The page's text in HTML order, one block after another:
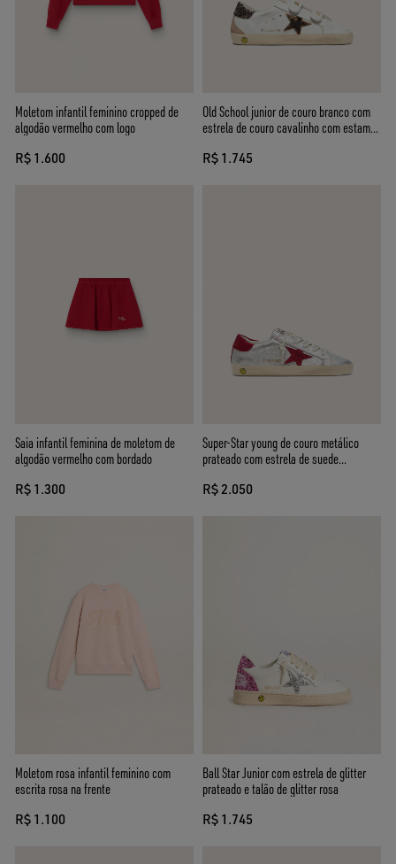
Moletom infantil feminino cropped de
algodão vermelho com logo
R$ 1.600
Old School junior de couro branco com
estrela de couro cavalinho com estampa
R$ 1.745
Saia infantil feminina de moletom de
algodão vermelho com bordado
R$ 1.300
Super-Star young de couro metálico
prateado com estrela de suede
R$ 2.050
Moletom rosa infantil feminino com
escrita rosa na frente
R$ 1.100
Ball Star Junior com estrela de glitter
prateado e talão de glitter rosa
R$ 1.745